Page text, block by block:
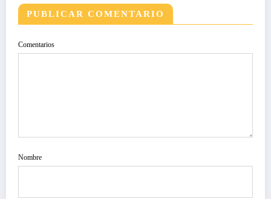
PUBLICAR COMENTARIO
Comentarios
Nombre